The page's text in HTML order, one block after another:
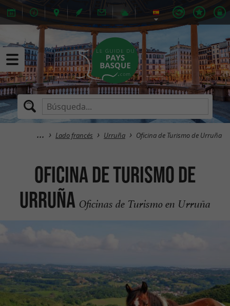
Lado francés Urruña Oficina de Turismo de Urruña
Oficina de Turismo de
Urruña Oficinas de Turismo en Urruña